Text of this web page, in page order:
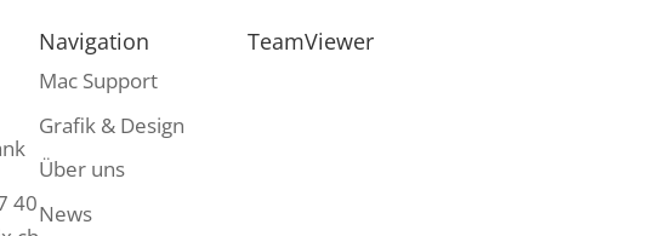
40
Navigation
Mac Support
Grafik & Design
Über uns
News
TeamViewer